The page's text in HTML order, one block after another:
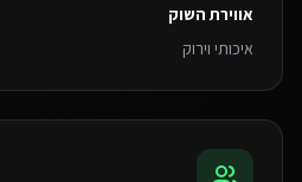
אווירת השוק
איכותי וירוק